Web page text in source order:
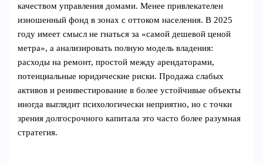
качеством управления домами. Менее привлекателен
изношенный фонд в зонах с оттоком населения. В 2025
году имеет смысл не гнаться за «самой дешевой ценой
метра», а анализировать полную модель владения:
расходы на ремонт, простой между арендаторами,
потенциальные юридические риски. Продажа слабых
активов и реинвестирование в более устойчивые объекты
иногда выглядит психологически неприятно, но с точки
зрения долгосрочного капитала это часто более разумная
стратегия.